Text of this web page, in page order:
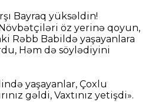
Bayraq yüksəldin!
öz yerinə qoyun,
Rəbb Babildə yaşayanlara
Həm də söylədiyini
yaşayanlar, Çoxlu
gəldi, Vaxtınız yetişdi».